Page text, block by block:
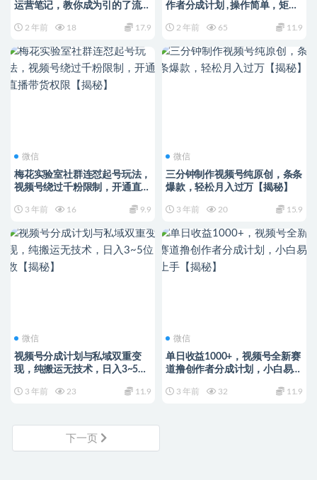
运营笔记，教你成为引的了流，
2 年前 18 17.9
作者分成计划 , 操作简单，矩阵
2 年前 65 11.9
微信
梅花实验室社群连怼起号玩法，
视频号绕过千粉限制，开通直播
3 年前 16 9.9
微信
三分钟制作视频号纯原创，条条
爆款，轻松月入过万【揭秘】
3 年前 20 15.9
微信
视频号分成计划与私域双重变
现，纯搬运无技术，日入3~5位
3 年前 23 11.9
微信
单日收益1000+，视频号全新赛
道撸创作者分成计划，小白易上
3 年前 32 11.9
下一页